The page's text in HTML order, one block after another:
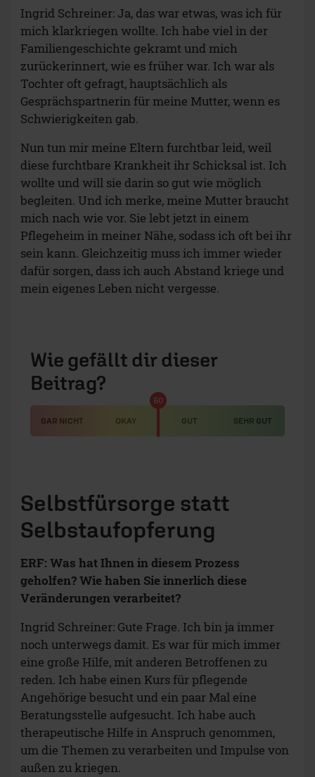
Ingrid Schreiner: Ja, das war etwas, was ich für
mich klarkriegen wollte. Ich habe viel in der
Familiengeschichte gekramt und mich
zurückerinnert, wie es früher war. Ich war als
Tochter oft gefragt, hauptsächlich als
Gesprächspartnerin für meine Mutter, wenn es
Schwierigkeiten gab.
Nun tun mir meine Eltern furchtbar leid, weil
diese furchtbare Krankheit ihr Schicksal ist. Ich
wollte und will sie darin so gut wie möglich
begleiten. Und ich merke, meine Mutter braucht
mich nach wie vor. Sie lebt jetzt in einem
Pflegeheim in meiner Nähe, sodass ich oft bei ihr
sein kann. Gleichzeitig muss ich immer wieder
dafür sorgen, dass ich auch Abstand kriege und
mein eigenes Leben nicht vergesse.
Wie gefällt dir dieser
Beitrag?
GAR NICHT OKAY GUT SEHR GUT
50
Selbstfürsorge statt
Selbstaufopferung
ERF: Was hat Ihnen in diesem Prozess
geholfen? Wie haben Sie innerlich diese
Veränderungen verarbeitet?
Ingrid Schreiner: Gute Frage. Ich bin ja immer
noch unterwegs damit. Es war für mich immer
eine große Hilfe, mit anderen Betroffenen zu
reden. Ich habe einen Kurs für pflegende
Angehörige besucht und ein paar Mal eine
Beratungsstelle aufgesucht. Ich habe auch
therapeutische Hilfe in Anspruch genommen,
um die Themen zu verarbeiten und Impulse von
außen zu kriegen.